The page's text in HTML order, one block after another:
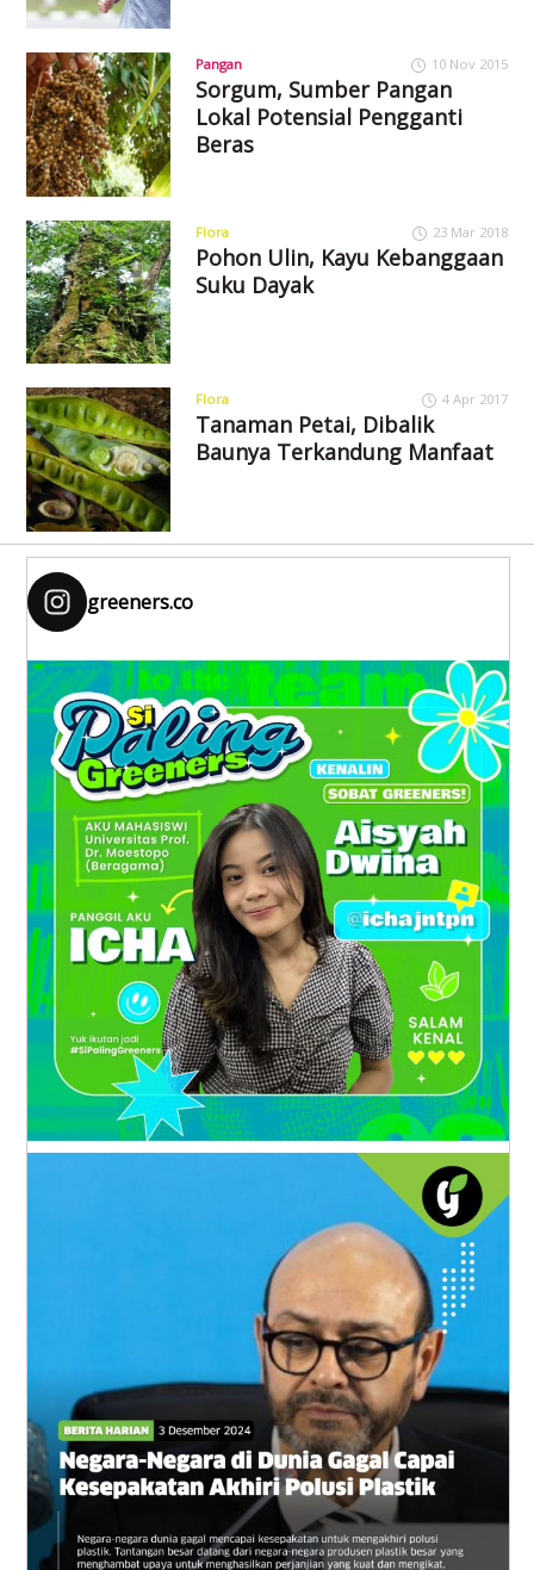
Pangan 10 Nov 2015
Sorgum, Sumber Pangan
Lokal Potensial Pengganti
Beras
Flora 23 Mar 2018
Pohon Ulin, Kayu Kebanggaan
Suku Dayak
Flora 4 Apr 2017
Tanaman Petai, Dibalik
Baunya Terkandung Manfaat
greeners.co